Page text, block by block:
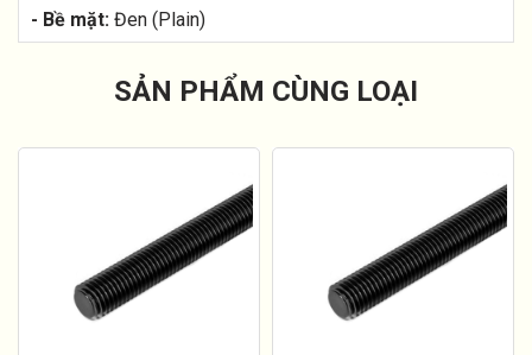
- Bề mặt: Đen (Plain)
SẢN PHẨM CÙNG LOẠI